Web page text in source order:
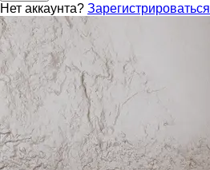
Нет аккаунта? Зарегистрироваться